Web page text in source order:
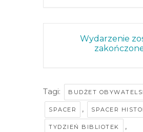
Wydarzenie
Tagi: BUDŻET
SPACER , SPACER
TYDZIEŃ BIBLIOTEK ,